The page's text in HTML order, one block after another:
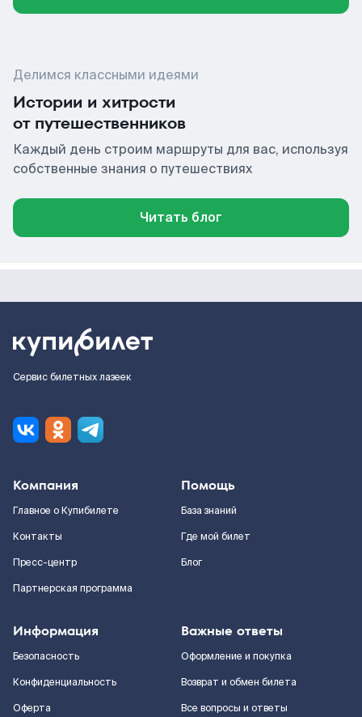
Делимся классными идеями
Истории и хитрости
от путешественников
Каждый день строим маршруты для вас, используя
собственные знания о путешествиях
Читать блог
Сервис билетных лазеек
Компания
Главное о Купибилете
Контакты
Пресс-центр
Партнерская программа
Помощь
База знаний
Где мой билет
Блог
Информация
Безопасность
Конфиденциальность
Оферта
Важные ответы
Оформление и покупка
Возврат и обмен билета
Все вопросы и ответы